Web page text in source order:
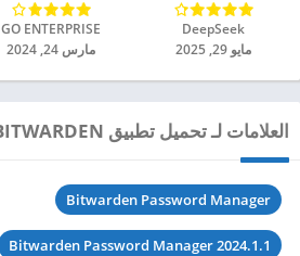
DeepSeek‏
مايو 29, 2025
GO ENTERPRISE‏
مارس 24, 2024
العلامات لـ تحميل تطبيق BITWARDEN مهكر للاندرويد 2024
Bitwarden Password Manager
Bitwarden Password Manager 2024.1.1